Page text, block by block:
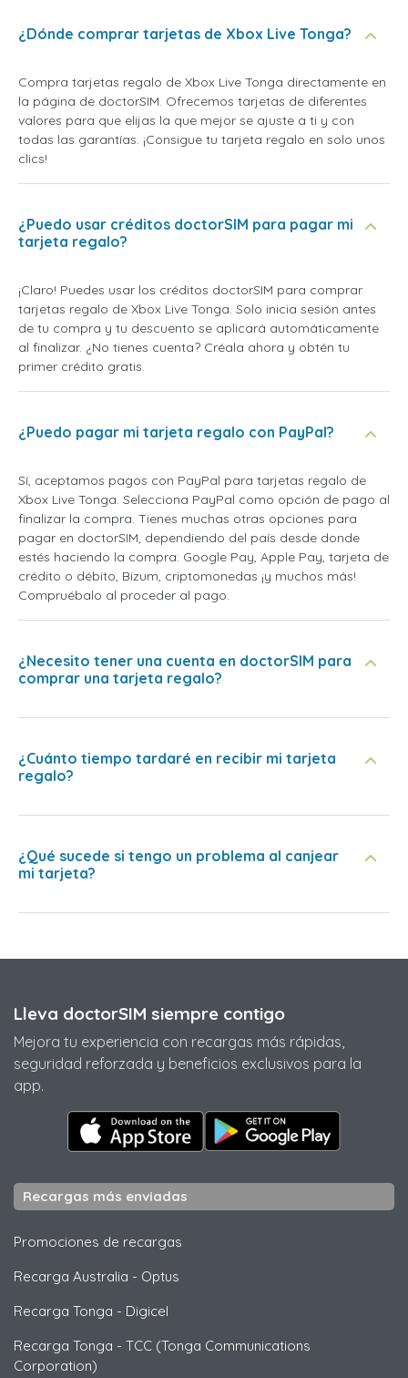
¿Dónde comprar tarjetas de Xbox Live Tonga?
Compra tarjetas regalo de Xbox Live Tonga directamente en
la página de doctorSIM. Ofrecemos tarjetas de diferentes
valores para que elijas la que mejor se ajuste a ti y con
todas las garantías. ¡Consigue tu tarjeta regalo en solo unos
clics!
¿Puedo usar créditos doctorSIM para pagar mi
tarjeta regalo?
¡Claro! Puedes usar los créditos doctorSIM para comprar
tarjetas regalo de Xbox Live Tonga. Solo inicia sesión antes
de tu compra y tu descuento se aplicará automáticamente
al finalizar. ¿No tienes cuenta? Créala ahora y obtén tu
primer crédito gratis.
¿Puedo pagar mi tarjeta regalo con PayPal?
Sí, aceptamos pagos con PayPal para tarjetas regalo de
Xbox Live Tonga. Selecciona PayPal como opción de pago al
finalizar la compra. Tienes muchas otras opciones para
pagar en doctorSIM, dependiendo del país desde donde
estés haciendo la compra: Google Pay, Apple Pay, tarjeta de
crédito o débito, Bizum, criptomonedas ¡y muchos más!
Compruébalo al proceder al pago.
¿Necesito tener una cuenta en doctorSIM para
comprar una tarjeta regalo?
¿Cuánto tiempo tardaré en recibir mi tarjeta
regalo?
¿Qué sucede si tengo un problema al canjear
mi tarjeta?
Lleva doctorSIM siempre contigo
Mejora tu experiencia con recargas más rápidas,
seguridad reforzada y beneficios exclusivos para la
app.
Recargas más enviadas
Promociones de recargas
Recarga Australia - Optus
Recarga Tonga - Digicel
Recarga Tonga - TCC (Tonga Communications
Corporation)